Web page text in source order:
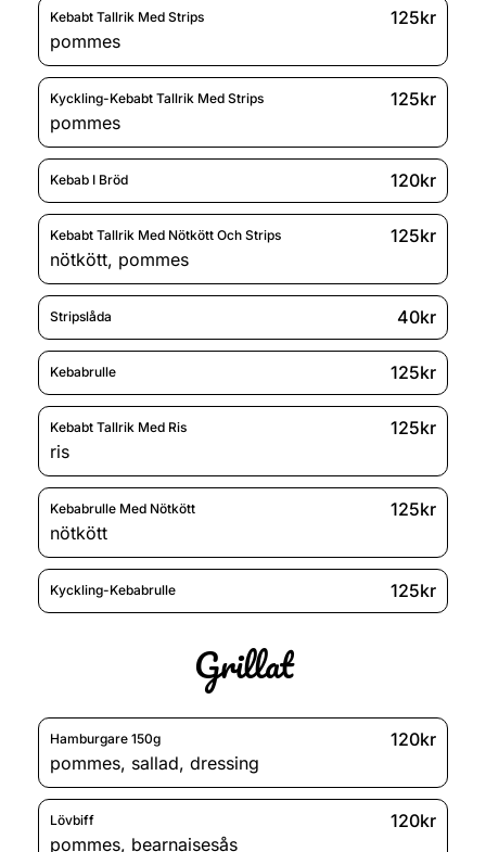
Kebabt Tallrik Med Strips
125kr
pommes
Kyckling-Kebabt Tallrik Med Strips
125kr
pommes
Kebab I Bröd 120kr
Kebabt Tallrik Med Nötkött Och Strips
125kr
nötkött, pommes
Stripslåda 40kr
Kebabrulle 125kr
Kebabt Tallrik Med Ris
125kr
ris
Kebabrulle Med Nötkött
125kr
nötkött
Kyckling-Kebabrulle 125kr
Grillat
Hamburgare 150g
120kr
pommes, sallad, dressing
Lövbiff
120kr
pommes, bearnaisesås